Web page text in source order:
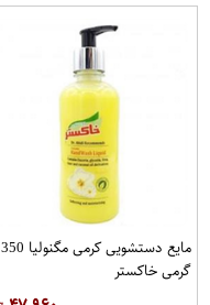
مایع دستشویی کرمی مگنولیا 350
گرمی خاکستر